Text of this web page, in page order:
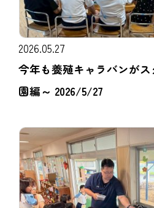
2026.05.27
今年も養殖キャラバンが
園編～ 2026/5/27